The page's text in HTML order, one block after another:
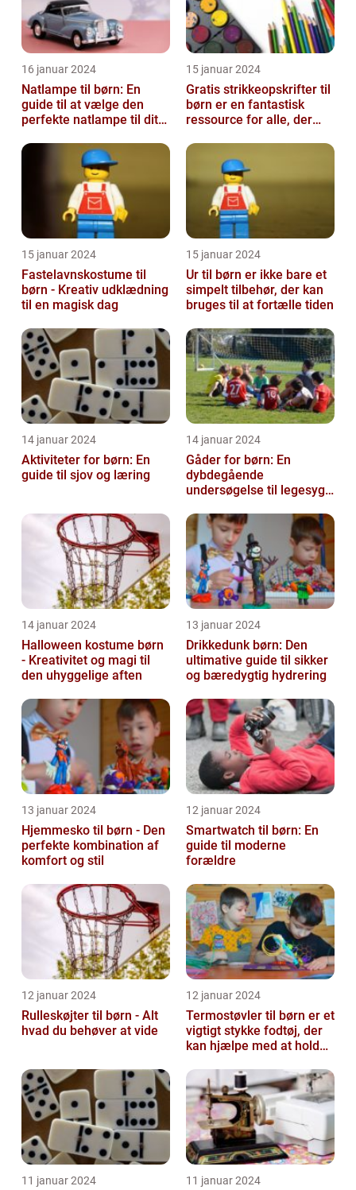
16 januar 2024
Natlampe til børn: En
guide til at vælge den
perfekte natlampe til dit
15 januar 2024
Gratis strikkeopskrifter til
børn er en fantastisk
ressource for alle, der
15 januar 2024
Fastelavnskostume til
børn - Kreativ udklædning
til en magisk dag
15 januar 2024
Ur til børn er ikke bare et
simpelt tilbehør, der kan
bruges til at fortælle tiden
14 januar 2024
Aktiviteter for børn: En
guide til sjov og læring
14 januar 2024
Gåder for børn: En
dybdegående
undersøgelse til legesyge
14 januar 2024
Halloween kostume børn
- Kreativitet og magi til
den uhyggelige aften
13 januar 2024
Drikkedunk børn: Den
ultimative guide til sikker
og bæredygtig hydrering
13 januar 2024
Hjemmesko til børn - Den
perfekte kombination af
komfort og stil
12 januar 2024
Smartwatch til børn: En
guide til moderne
forældre
12 januar 2024
Rulleskøjter til børn - Alt
hvad du behøver at vide
12 januar 2024
Termostøvler til børn er et
vigtigt stykke fodtøj, der
kan hjælpe med at holde
11 januar 2024 11 januar 2024